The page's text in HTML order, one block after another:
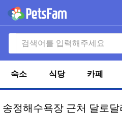
숙소 식당 카페
송정해수욕장 근처 달로달